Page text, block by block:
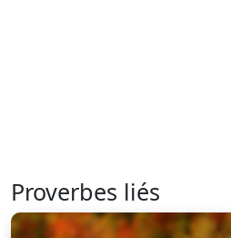
Proverbes liés